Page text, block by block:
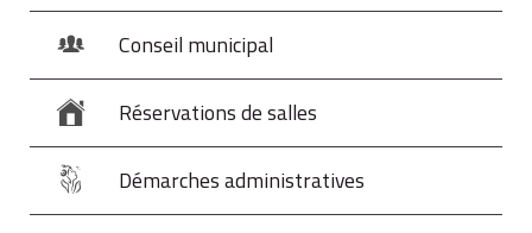
particulières liées à l'existence de dettes contractées
par la personne protégée avant l'ouverture d'une
nécessité de faire face à des dépenses impératives.
Conseil municipal
Réservations de salles
Démarches administratives